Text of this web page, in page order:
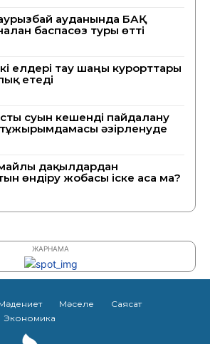
ауданында БАҚ
баспасөз туры өтті
елдері тау шаңғы курорттары
етеді
суын кешенді пайдалану
әзірленуде
дақылдардан
өндіру жобасы іске аса ма?
ЖАРНАМА
Мәселе
Саясат
Экономика